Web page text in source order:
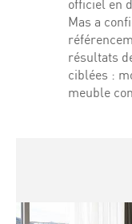
officiel en
Mas a
résultats
ciblées :
meuble